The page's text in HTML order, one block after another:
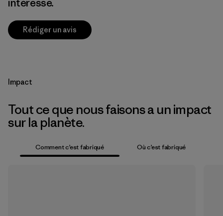
intéresse.
Rédiger un avis
Impact
Tout ce que nous faisons a un impact
sur la planète.
Comment c’est fabriqué Où c’est fabriqué